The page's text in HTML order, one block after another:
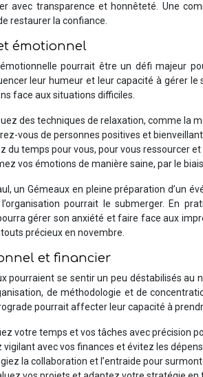
avec transparence et honnêteté. Une
restaurer la confiance.
émotionnel
émotionnelle pourrait être un défi majeur
leur humeur et leur capacité à gérer
face aux situations difficiles.
des techniques de relaxation, comme la
vous de personnes positives et
du temps pour vous, pour vous ressourcer
vos émotions de manière saine, par le
un Gémeaux en pleine préparation d’un
pourrait le submerger. En
gérer son anxiété et faire face aux
précieux en novembre.
et financier
pourraient se sentir un peu déstabilisés
de méthodologie et de
pourrait affecter leur capacité à
votre temps et vos tâches avec précision
vigilant avec vos finances et évitez les
la collaboration et l’entraide pour